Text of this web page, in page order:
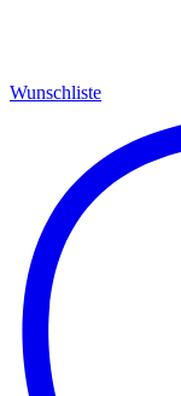
Wunschliste